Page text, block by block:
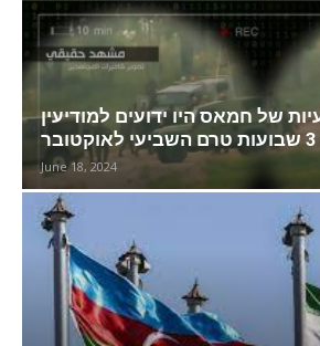
של חמאס היו ידועים למודיעין
June 18, 2024